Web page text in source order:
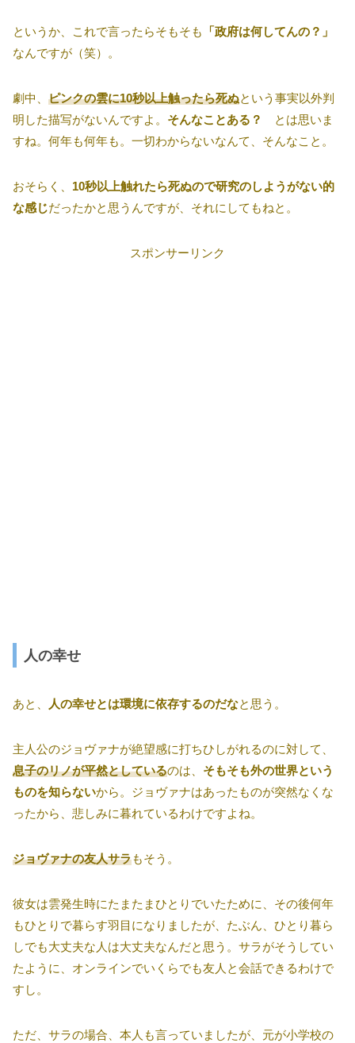
というか、これで言ったらそもそも
「政府は何してんの？」
なんですが（笑）。
劇中、 ピンクの雲に10秒以上触ったら死ぬという事実以外判
明した描写がないんですよ。 そんなことある？
とは思いま
すね。何年も何年も。一切わからないなんて、そんなこと。
おそらく、 10秒以上触れたら死ぬので研究のしようがない的
な感じだったかと思うんですが、それにしてもねと。
スポンサーリンク
人の幸せ
あと、 人の幸せとは環境に依存するのだなと思う。
主人公のジョヴァナが絶望感に打ちひしがれるのに対して、
息子のリノが平然としているのは、 そもそも外の世界という
ものを知らないから。ジョヴァナはあったものが突然なくな
ったから、悲しみに暮れているわけですよね。
ジョヴァナの友人サラもそう。
彼女は雲発生時にたまたまひとりでいたために、その後何年
もひとりで暮らす羽目になりましたが、たぶん、ひとり暮ら
しでも大丈夫な人は大丈夫なんだと思う。サラがそうしてい
たように、オンラインでいくらでも友人と会話できるわけで
すし。
ただ、サラの場合、本人も言っていましたが、元が小学校の